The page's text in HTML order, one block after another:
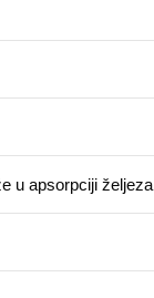
u apsorpciji željeza